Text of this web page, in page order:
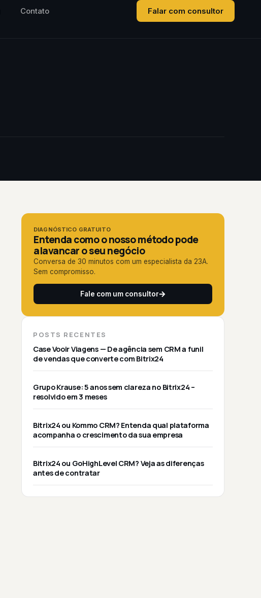
Contato Falar com consultor
DIAGNÓSTICO GRATUITO
Entenda como o nosso método pode
alavancar o seu negócio
Conversa de 30 minutos com um especialista da 23A.
Sem compromisso.
Fale com um consultor
POSTS RECENTES
Case Vooir Viagens — De agência sem CRM a funil
de vendas que converte com Bitrix24
Grupo Krause: 5 anos sem clareza no Bitrix24 –
resolvido em 3 meses
Bitrix24 ou Kommo CRM? Entenda qual plataforma
acompanha o crescimento da sua empresa
Bitrix24 ou GoHighLevel CRM? Veja as diferenças
antes de contratar